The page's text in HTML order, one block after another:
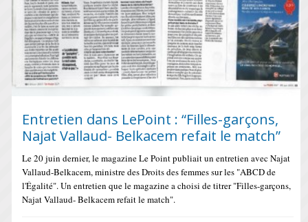
Entretien dans LePoint : “Filles-garçons,
Najat Vallaud- Belkacem refait le match”
Le 20 juin dernier, le magazine Le Point publiait un entretien avec Najat
Vallaud-Belkacem, ministre des Droits des femmes sur les "ABCD de
l'Égalité". Un entretien que le magazine a choisi de titrer "Filles-garçons,
Najat Vallaud- Belkacem refait le match".